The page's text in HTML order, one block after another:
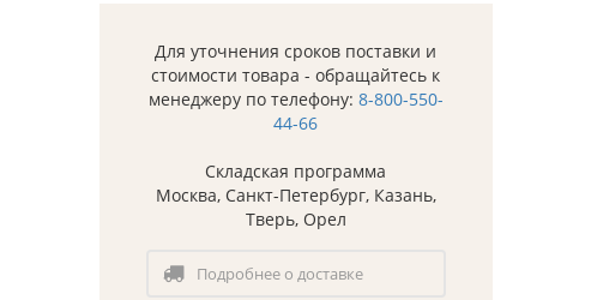
Для уточнения сроков поставки и
стоимости товара - обращайтесь к
менеджеру по телефону: 8-800-550-
44-66
Складская программа
Москва, Санкт-Петербург, Казань,
Тверь, Орел
Подробнее о доставке